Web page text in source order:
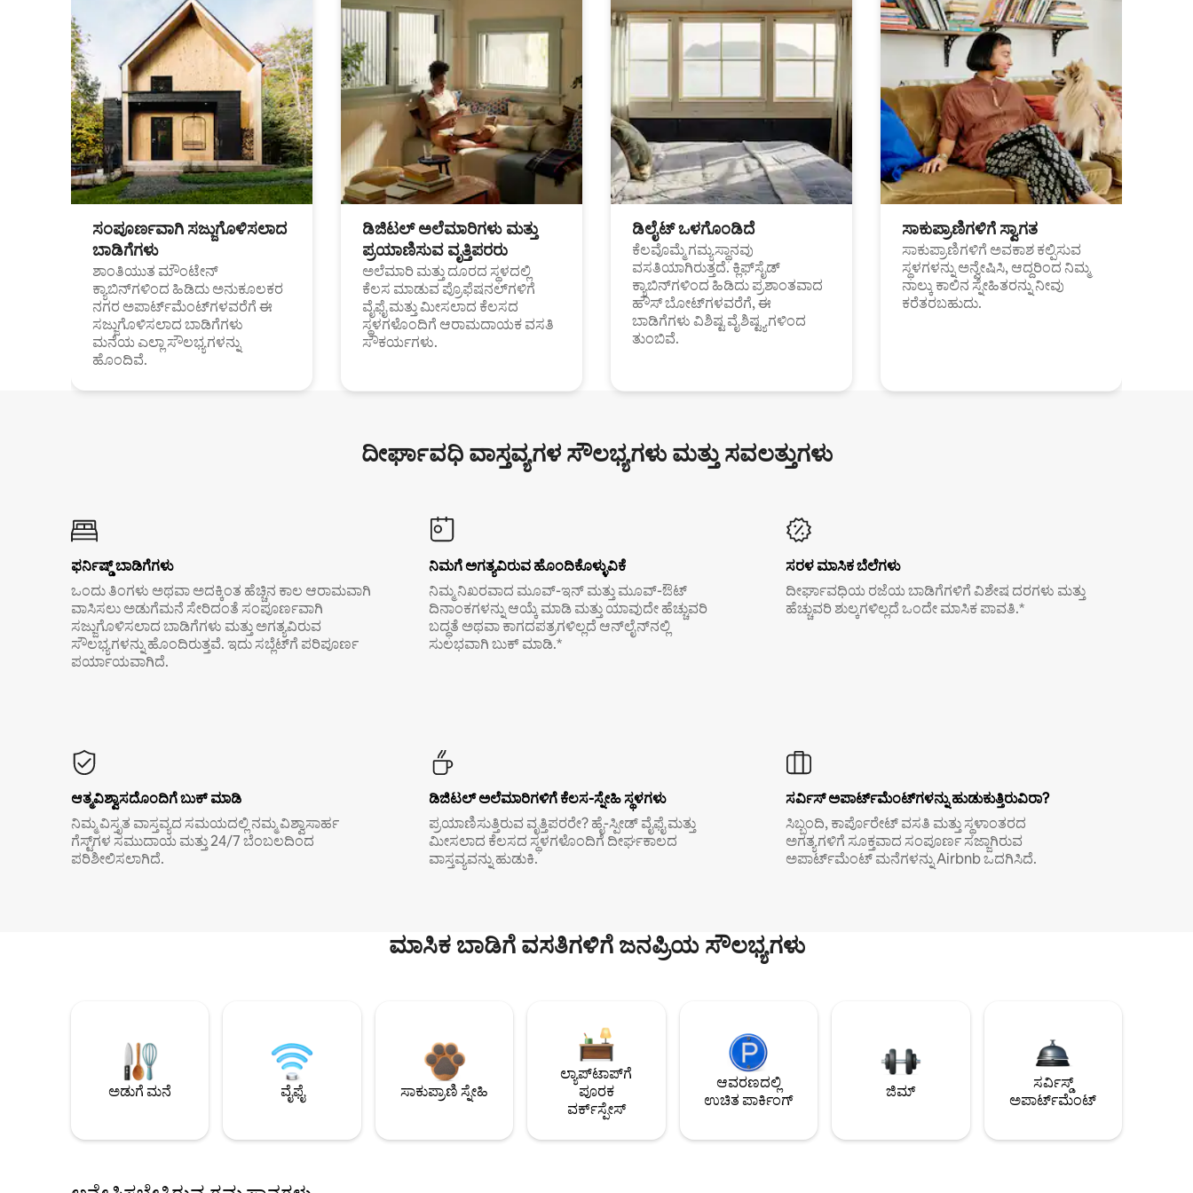
ಸಂಪೂರ್ಣವಾಗಿ ಸಜ್ಜುಗೊಳಿಸಲಾದ
ಬಾಡಿಗೆಗಳು
ಶಾಂತಿಯುತ ಮೌಂಟೇನ್
ಕ್ಯಾಬಿನ್‌ಗಳಿಂದ ಹಿಡಿದು ಅನುಕೂಲಕರ
ನಗರ ಅಪಾರ್ಟ್‌ಮೆಂಟ್‌ಗಳವರೆಗೆ ಈ
ಸಜ್ಜುಗೊಳಿಸಲಾದ ಬಾಡಿಗೆಗಳು
ಮನೆಯ ಎಲ್ಲಾ ಸೌಲಭ್ಯಗಳನ್ನು
ಹೊಂದಿವೆ.
ಡಿಜಿಟಲ್ ಅಲೆಮಾರಿಗಳು ಮತ್ತು
ಪ್ರಯಾಣಿಸುವ ವೃತ್ತಿಪರರು
ಅಲೆಮಾರಿ ಮತ್ತು ದೂರದ ಸ್ಥಳದಲ್ಲಿ
ಕೆಲಸ ಮಾಡುವ ಪ್ರೊಫೆಷನಲ್‌ಗಳಿಗೆ
ವೈಫೈ ಮತ್ತು ಮೀಸಲಾದ ಕೆಲಸದ
ಸ್ಥಳಗಳೊಂದಿಗೆ ಆರಾಮದಾಯಕ ವಸತಿ
ಸೌಕರ್ಯಗಳು.
ಡಿಲೈಟ್ ಒಳಗೊಂಡಿದೆ
ಕೆಲವೊಮ್ಮೆ ಗಮ್ಯಸ್ಥಾನವು
ವಸತಿಯಾಗಿರುತ್ತದೆ. ಕ್ಲಿಫ್‌ಸೈಡ್
ಕ್ಯಾಬಿನ್‌ಗಳಿಂದ ಹಿಡಿದು ಪ್ರಶಾಂತವಾದ
ಹೌಸ್ ಬೋಟ್‌ಗಳವರೆಗೆ, ಈ
ಬಾಡಿಗೆಗಳು ವಿಶಿಷ್ಟ ವೈಶಿಷ್ಟ್ಯಗಳಿಂದ
ತುಂಬಿವೆ.
ಸಾಕುಪ್ರಾಣಿಗಳಿಗೆ ಸ್ವಾಗತ
ಸಾಕುಪ್ರಾಣಿಗಳಿಗೆ ಅವಕಾಶ ಕಲ್ಪಿಸುವ
ಸ್ಥಳಗಳನ್ನು ಅನ್ವೇಷಿಸಿ, ಆದ್ದರಿಂದ ನಿಮ್ಮ
ನಾಲ್ಕು ಕಾಲಿನ ಸ್ನೇಹಿತರನ್ನು ನೀವು
ಕರೆತರಬಹುದು.
ದೀರ್ಘಾವಧಿ ವಾಸ್ತವ್ಯಗಳ ಸೌಲಭ್ಯಗಳು ಮತ್ತು ಸವಲತ್ತುಗಳು
ಫರ್ನಿಷ್ಡ್ ಬಾಡಿಗೆಗಳು
ಒಂದು ತಿಂಗಳು ಅಥವಾ ಅದಕ್ಕಿಂತ ಹೆಚ್ಚಿನ ಕಾಲ ಆರಾಮವಾಗಿ
ವಾಸಿಸಲು ಅಡುಗೆಮನೆ ಸೇರಿದಂತೆ ಸಂಪೂರ್ಣವಾಗಿ
ಸಜ್ಜುಗೊಳಿಸಲಾದ ಬಾಡಿಗೆಗಳು ಮತ್ತು ಅಗತ್ಯವಿರುವ
ಸೌಲಭ್ಯಗಳನ್ನು ಹೊಂದಿರುತ್ತವೆ. ಇದು ಸಬ್ಲೆಟ್‌ಗೆ ಪರಿಪೂರ್ಣ
ಪರ್ಯಾಯವಾಗಿದೆ.
ನಿಮಗೆ ಅಗತ್ಯವಿರುವ ಹೊಂದಿಕೊಳ್ಳುವಿಕೆ
ನಿಮ್ಮ ನಿಖರವಾದ ಮೂವ್-ಇನ್ ಮತ್ತು ಮೂವ್-ಔಟ್
ದಿನಾಂಕಗಳನ್ನು ಆಯ್ಕೆ ಮಾಡಿ ಮತ್ತು ಯಾವುದೇ ಹೆಚ್ಚುವರಿ
ಬದ್ಧತೆ ಅಥವಾ ಕಾಗದಪತ್ರಗಳಿಲ್ಲದೆ ಆನ್‌ಲೈನ್‌ನಲ್ಲಿ
ಸುಲಭವಾಗಿ ಬುಕ್ ಮಾಡಿ.*
ಸರಳ ಮಾಸಿಕ ಬೆಲೆಗಳು
ದೀರ್ಘಾವಧಿಯ ರಜೆಯ ಬಾಡಿಗೆಗಳಿಗೆ ವಿಶೇಷ ದರಗಳು ಮತ್ತು
ಹೆಚ್ಚುವರಿ ಶುಲ್ಕಗಳಿಲ್ಲದೆ ಒಂದೇ ಮಾಸಿಕ ಪಾವತಿ.*
ಆತ್ಮವಿಶ್ವಾಸದೊಂದಿಗೆ ಬುಕ್ ಮಾಡಿ
ನಿಮ್ಮ ವಿಸ್ತೃತ ವಾಸ್ತವ್ಯದ ಸಮಯದಲ್ಲಿ ನಮ್ಮ ವಿಶ್ವಾಸಾರ್ಹ
ಗೆಸ್ಟ್‌ಗಳ ಸಮುದಾಯ ಮತ್ತು 24/7 ಬೆಂಬಲದಿಂದ
ಪರಿಶೀಲಿಸಲಾಗಿದೆ.
ಡಿಜಿಟಲ್ ಅಲೆಮಾರಿಗಳಿಗೆ ಕೆಲಸ-ಸ್ನೇಹಿ ಸ್ಥಳಗಳು
ಪ್ರಯಾಣಿಸುತ್ತಿರುವ ವೃತ್ತಿಪರರೇ? ಹೈ-ಸ್ಪೀಡ್ ವೈಫೈ ಮತ್ತು
ಮೀಸಲಾದ ಕೆಲಸದ ಸ್ಥಳಗಳೊಂದಿಗೆ ದೀರ್ಘಕಾಲದ
ವಾಸ್ತವ್ಯವನ್ನು ಹುಡುಕಿ.
ಸರ್ವಿಸ್ ಅಪಾರ್ಟ್‌ಮೆಂಟ್‌ಗಳನ್ನು ಹುಡುಕುತ್ತಿರುವಿರಾ?
ಸಿಬ್ಬಂದಿ, ಕಾರ್ಪೊರೇಟ್ ವಸತಿ ಮತ್ತು ಸ್ಥಳಾಂತರದ
ಅಗತ್ಯಗಳಿಗೆ ಸೂಕ್ತವಾದ ಸಂಪೂರ್ಣ ಸಜ್ಜಾಗಿರುವ
ಅಪಾರ್ಟ್‌ಮೆಂಟ್ ಮನೆಗಳನ್ನು Airbnb ಒದಗಿಸಿದೆ.
ಮಾಸಿಕ ಬಾಡಿಗೆ ವಸತಿಗಳಿಗೆ ಜನಪ್ರಿಯ ಸೌಲಭ್ಯಗಳು
ಅಡುಗೆ ಮನೆ ವೈಫೈ ಸಾಕುಪ್ರಾಣಿ ಸ್ನೇಹಿ
ಲ್ಯಾಪ್‌ಟಾಪ್‌ಗೆ
ಪೂರಕ
ವರ್ಕ್‌ಸ್ಪೇಸ್
ಆವರಣದಲ್ಲಿ
ಉಚಿತ ಪಾರ್ಕಿಂಗ್
ಜಿಮ್
ಸರ್ವಿಸ್ಡ್
ಅಪಾರ್ಟ್‌ಮೆಂಟ್